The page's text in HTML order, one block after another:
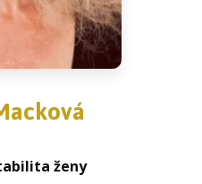
ženy